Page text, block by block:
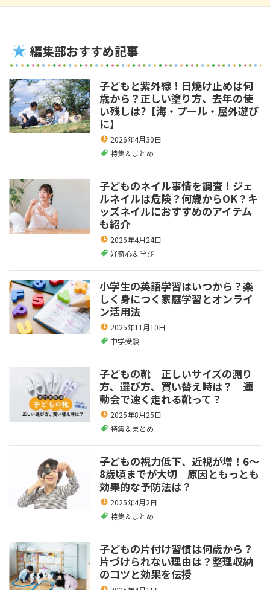
編集部おすすめ記事
子どもと紫外線！日焼け止めは何
歳から？正しい塗り方、去年の使
い残しは?【海・プール・屋外遊び
に】
2026年4月30日
特集＆まとめ
子どものネイル事情を調査！ジェ
ルネイルは危険？何歳からOK？キ
ッズネイルにおすすめのアイテム
も紹介
2026年4月24日
好奇心＆学び
小学生の英語学習はいつから？楽
しく身につく家庭学習とオンライ
ン活用法
2025年11月10日
中学受験
子どもの靴 正しいサイズの測り
方、選び方、買い替え時は？ 運
動会で速く走れる靴って？
2025年8月25日
特集＆まとめ
子どもの視力低下、近視が増！6～
8歳頃までが大切 原因ともっとも
効果的な予防法は？
2025年4月2日
特集＆まとめ
子どもの片付け習慣は何歳から？
片づけられない理由は？整理収納
のコツと効果を伝授